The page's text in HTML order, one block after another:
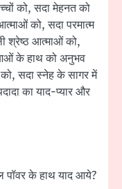
को, सदा मेहनत को
को, सदा परमात्म
श्रेष्ठ आत्माओं को,
के हाथ को अनुभव
सदा स्नेह के सागर में
का याद-प्यार और
पॉवर के हाथ याद आये?